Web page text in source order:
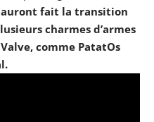
auront fait la transition
charmes d’armes
comme PatatOs